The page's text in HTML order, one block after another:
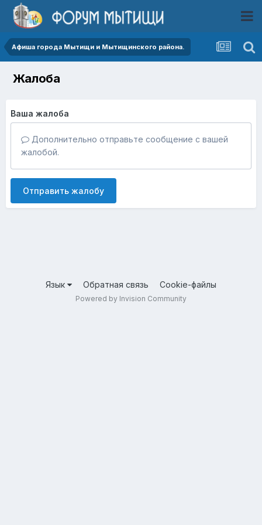
Афиша города Мытищи и Мытищинского района.
Жалоба
Ваша жалоба
Дополнительно отправьте сообщение с вашей
жалобой.
Отправить жалобу
Язык Обратная связь Cookie-файлы
Powered by Invision Community